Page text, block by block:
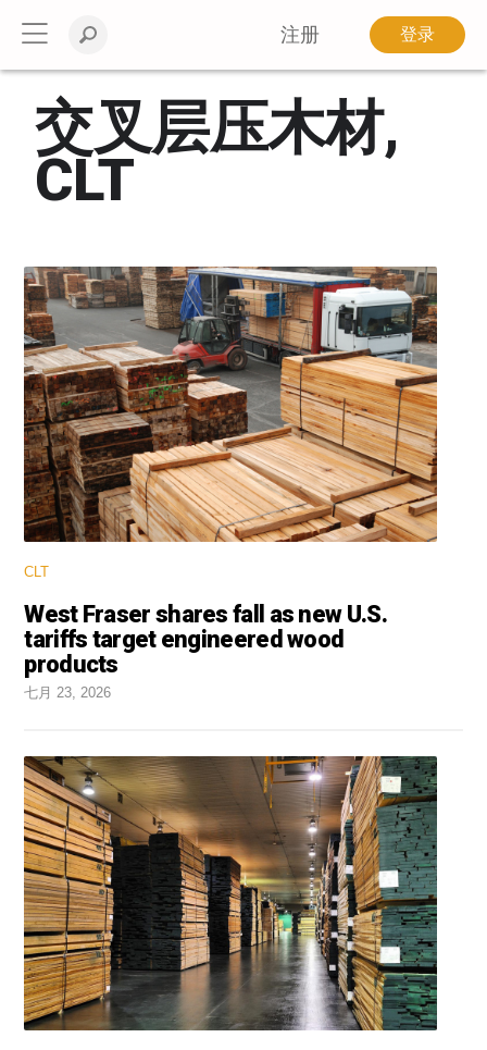
注册 登录
交叉层压木材,
CLT
CLT
West Fraser shares fall as new U.S.
tariffs target engineered wood
products
七月 23, 2026